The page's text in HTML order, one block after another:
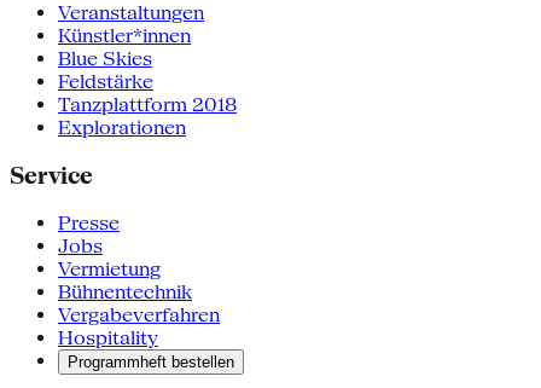
Veranstaltungen
Künstler*innen
Blue Skies
Feldstärke
Tanzplattform 2018
Explorationen
Service
Presse
Jobs
Vermietung
Bühnentechnik
Vergabeverfahren
Hospitality
Programmheft bestellen